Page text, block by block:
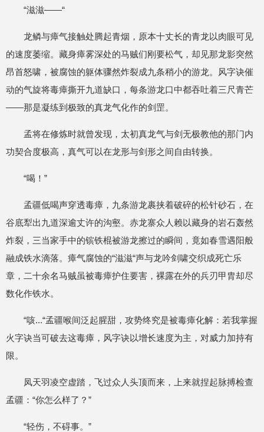
“滋滋——“
龙鳞与瘴气接触处腾起青烟，原本十丈长的青龙以肉眼可见
的速度萎缩。藏身瘴雾深处的马贼们刚要松气，却见那龙影突然
昂首怒啸，被腐蚀的躯体骤然炸裂成九条稍小的游龙。风字诀催
动的气旋将毒瘴撕开九道缺口，每条游龙口中都吞吐着三尺青芒
——那是凝练到极致的真龙气化作的剑罡。
孟将在修炼时就曾发现，太初真龙气与剑无极教他的那门内
功契合度极高，真气可以在龙形与剑形之间自由转换。
“喝！”
孟疆低喝声穿透毒瘴，九条游龙裹挟着破碎的松针砂石，在
谷底犁出九道深逾丈许的沟壑。赤龙寨众人赖以藏身的岩石轰然
炸裂，三当家手中的镔铁棍被游龙擦过的瞬间，竟如春雪遇阳般
融成铁水滴落。瘴气腐蚀的“滋滋“声与龙吟剑啸交织成死亡乐
章，二十余名马贼虽被毒瘴护住要害，裸露在外的兵刃甲胄却尽
数化作铁水。
“咳...“孟疆喉间泛起腥甜，攻势终究是被毒瘴化解：若我掌握
火字诀当可破去这毒瘴，风字诀以增长速度为主，对威力加持有
限。
凤天羽凌空虚踏，飞过众人头顶而来，上来就捏起脉搏检查
孟疆：“你怎么样了？”
“轻伤，不碍事。”